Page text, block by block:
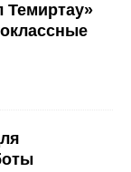
Темиртау»